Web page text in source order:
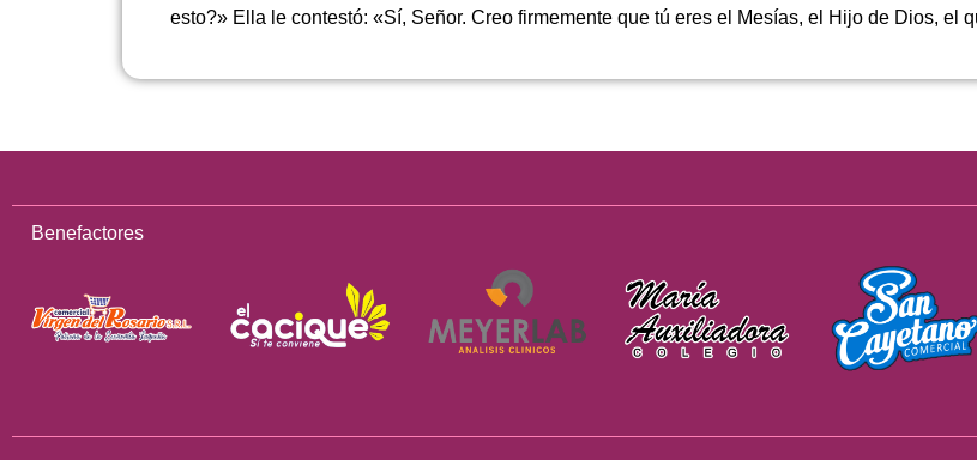
esto?» Ella le contestó: «Sí, Señor. Creo firmemente que tú eres el Mesías, el Hijo de Dios, el
Benefactores